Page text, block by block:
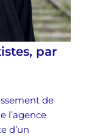
par
de
l’agence
d’un